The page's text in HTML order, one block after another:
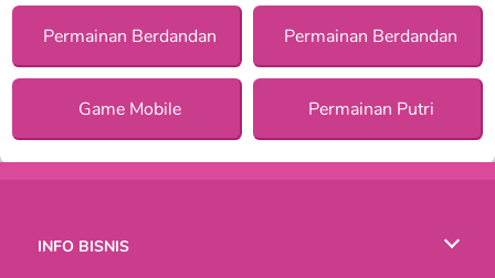
Permainan Berdandan Permainan Berdandan
Game Mobile Permainan Putri
INFO BISNIS